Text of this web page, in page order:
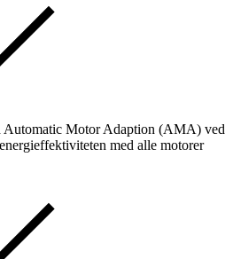
Automatic Motor Adaption (AMA) ved
med alle motorer